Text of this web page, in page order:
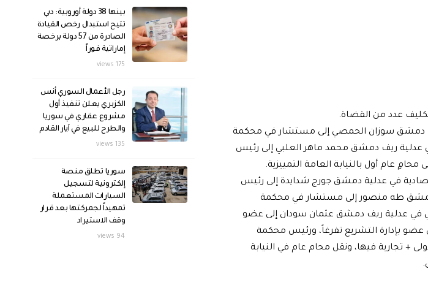
عدد من القضاة.
دمشق سوزان الحمصي إلى مستشار في محكمة
عدلية ريف دمشق محمد ماهر العلبي إلى رئيس
عام أول بالنيابة العامة التمييزية.
في عدلية دمشق جورج شدايدة إلى رئيس
دمشق طه منصور إلى مستشار في محكمة
في عدلية ريف دمشق عثمان سودان إلى عضو
عضو بإدارة التشريع تفرغاً، ورئيس محكمة
+ تجارية فيها، ونقل محام عام في النيابة
بينها 38 دولة أوروبية: دبي
تتيح استبدال رخص القيادة
الصادرة من 57 دولة برخصة
إماراتية فوراً
175 views
رجل الأعمال السوري أنس
الكزبري يعلن تنفيذ أول
مشروع عقاري في سوريا
والطرح للبيع في آيار القادم
135 views
سوريا تطلق منصة
إلكترونية لتسجيل
السيارات المستعملة
تمهيداً لجمركتها بعد قرار
وقف الاستيراد
94 views